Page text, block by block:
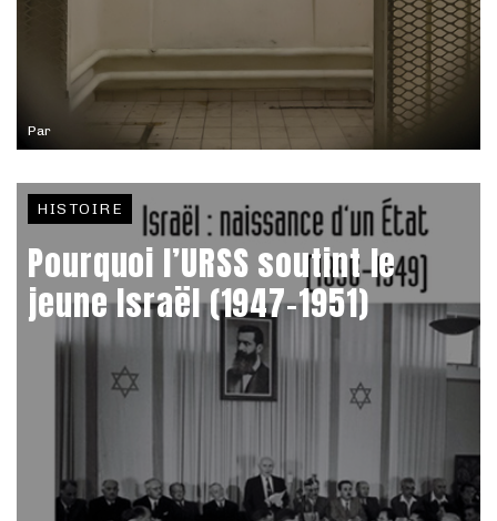
Par
HISTOIRE
Pourquoi l’URSS soutint le
jeune Israël (1947-1951)